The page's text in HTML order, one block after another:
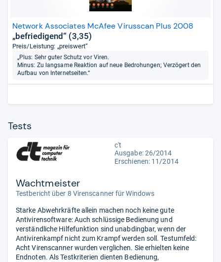
Network Associates McAfee Virusscan Plus 2008
„befriedigend“ (3,35)
Preis/Leistung: „preiswert“
„Plus: Sehr guter Schutz vor Viren.
Minus: Zu langsame Reaktion auf neue Bedrohungen; Verzögert den
Aufbau von Internetseiten.“
Tests
c't
Ausgabe: 26/2014
Erschienen: 11/2014
Wachtmeister
Testbericht über 8 Virenscanner für Windows
Starke Abwehrkräfte allein machen noch keine gute
Antivirensoftware: Auch schlüssige Bedienung und
verständliche Hilfefunktion sind unabdingbar, wenn der
Antivirenkampf nicht zum Krampf werden soll. Testumfeld:
Acht Virenscanner wurden verglichen. Sie erhielten keine
Endnoten. Als Testkriterien dienten Bedienung,